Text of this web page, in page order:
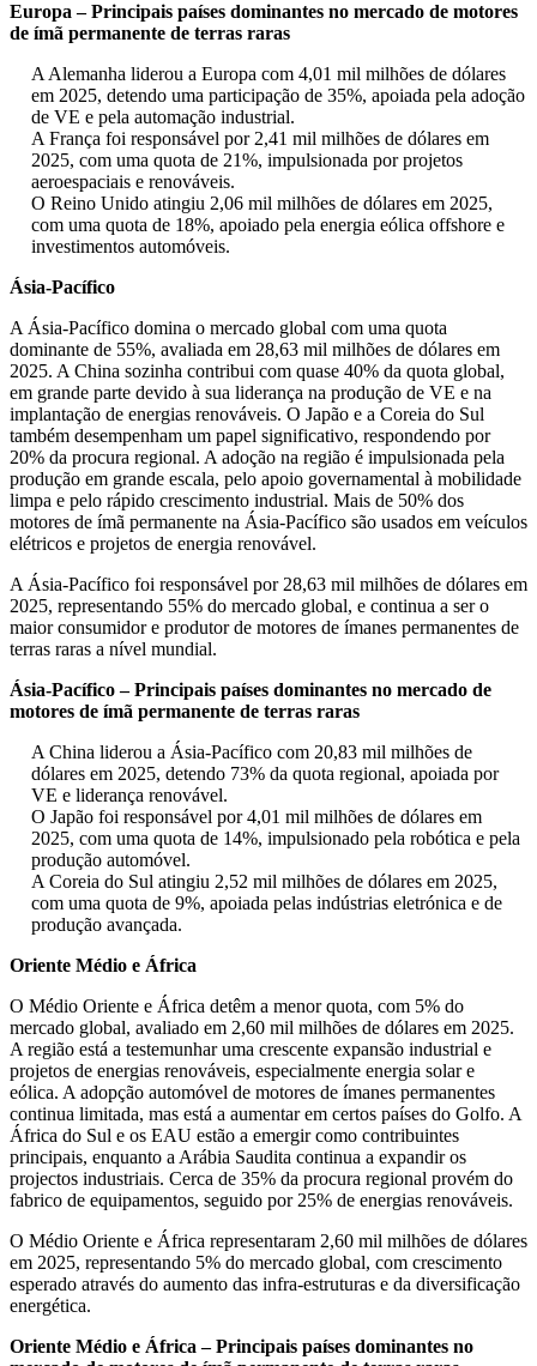
Europa – Principais países dominantes no mercado de motores
de ímã permanente de terras raras
A Alemanha liderou a Europa com 4,01 mil milhões de dólares
em 2025, detendo uma participação de 35%, apoiada pela adoção
de VE e pela automação industrial.
A França foi responsável por 2,41 mil milhões de dólares em
2025, com uma quota de 21%, impulsionada por projetos
aeroespaciais e renováveis.
O Reino Unido atingiu 2,06 mil milhões de dólares em 2025,
com uma quota de 18%, apoiado pela energia eólica offshore e
investimentos automóveis.
Ásia-Pacífico
A Ásia-Pacífico domina o mercado global com uma quota
dominante de 55%, avaliada em 28,63 mil milhões de dólares em
2025. A China sozinha contribui com quase 40% da quota global,
em grande parte devido à sua liderança na produção de VE e na
implantação de energias renováveis. O Japão e a Coreia do Sul
também desempenham um papel significativo, respondendo por
20% da procura regional. A adoção na região é impulsionada pela
produção em grande escala, pelo apoio governamental à mobilidade
limpa e pelo rápido crescimento industrial. Mais de 50% dos
motores de ímã permanente na Ásia-Pacífico são usados ​​em veículos
elétricos e projetos de energia renovável.
A Ásia-Pacífico foi responsável por 28,63 mil milhões de dólares em
2025, representando 55% do mercado global, e continua a ser o
maior consumidor e produtor de motores de ímanes permanentes de
terras raras a nível mundial.
Ásia-Pacífico – Principais países dominantes no mercado de
motores de ímã permanente de terras raras
A China liderou a Ásia-Pacífico com 20,83 mil milhões de
dólares em 2025, detendo 73% da quota regional, apoiada por
VE e liderança renovável.
O Japão foi responsável por 4,01 mil milhões de dólares em
2025, com uma quota de 14%, impulsionado pela robótica e pela
produção automóvel.
A Coreia do Sul atingiu 2,52 mil milhões de dólares em 2025,
com uma quota de 9%, apoiada pelas indústrias eletrónica e de
produção avançada.
Oriente Médio e África
O Médio Oriente e África detêm a menor quota, com 5% do
mercado global, avaliado em 2,60 mil milhões de dólares em 2025.
A região está a testemunhar uma crescente expansão industrial e
projetos de energias renováveis, especialmente energia solar e
eólica. A adopção automóvel de motores de ímanes permanentes
continua limitada, mas está a aumentar em certos países do Golfo. A
África do Sul e os EAU estão a emergir como contribuintes
principais, enquanto a Arábia Saudita continua a expandir os
projectos industriais. Cerca de 35% da procura regional provém do
fabrico de equipamentos, seguido por 25% de energias renováveis.
O Médio Oriente e África representaram 2,60 mil milhões de dólares
em 2025, representando 5% do mercado global, com crescimento
esperado através do aumento das infra-estruturas e da diversificação
energética.
Oriente Médio e África – Principais países dominantes no